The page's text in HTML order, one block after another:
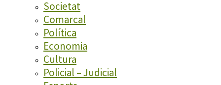
Societat
Comarcal
Política
Economia
Cultura
Policial – Judicial